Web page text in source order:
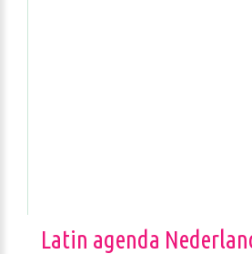
Latin agenda